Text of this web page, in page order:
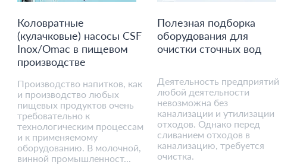
Коловратные
(кулачковые) насосы CSF
Inox/Omac в пищевом
производстве
Производство напитков, как
и производство любых
пищевых продуктов очень
требовательно к
технологическим процессам
и к применяемому
оборудованию. В молочной,
винной промышленност...
Полезная подборка
оборудования для
очистки сточных вод
Деятельность предприятий
любой деятельности
невозможна без
канализации и утилизации
отходов. Однако перед
сливанием отходов в
канализацию, требуется
очистка.